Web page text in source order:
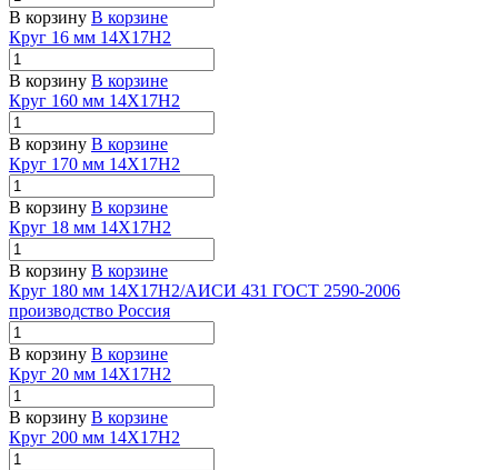
В корзину В корзине
Круг 16 мм 14Х17Н2
В корзину В корзине
Круг 160 мм 14Х17Н2
В корзину В корзине
Круг 170 мм 14Х17Н2
В корзину В корзине
Круг 18 мм 14Х17Н2
В корзину В корзине
Круг 180 мм 14Х17Н2/АИСИ 431 ГОСТ 2590-2006
производство Россия
В корзину В корзине
Круг 20 мм 14Х17Н2
В корзину В корзине
Круг 200 мм 14Х17Н2